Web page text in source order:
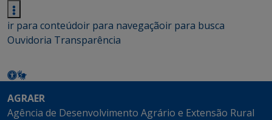
ir para conteúdoir para navegaçãoir para busca
Ouvidoria Transparência
AGRAER
Agência de Desenvolvimento Agrário e Extensão Rural